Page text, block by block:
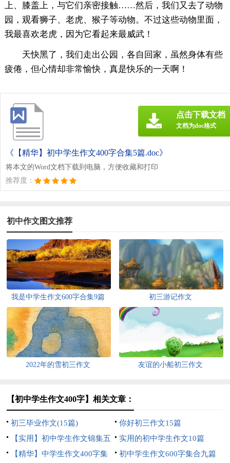
上、膝盖上，与它们亲密接触……然后，我们又去了动物
园，观看狮子、老虎、猴子等动物。不过这些动物里面，
我最喜欢老虎，因为它看起来最威武！
天快黑了，我们走出公园，各自回家，虽然身体有些
疲倦，但心情却非常愉快，真是快乐的一天啊！
《【精华】初中学生作文400字合集5篇.doc》
将本文的Word文档下载到电脑，方便收藏和打印
推荐度：
点击下载文档
文档为doc格式
初中作文图文推荐
我是中学生作文600字合集9篇 初三游记作文
2022年的雪初三作文 友谊的小船初三作文
【初中学生作文400字】相关文章：
初三毕业作文(15篇)
你好初三作文15篇
【实用】初中学生作文锦集五
篇
实用的初中学生作文10篇
【精华】中学生作文400字集
初中学生作文600字集合九篇